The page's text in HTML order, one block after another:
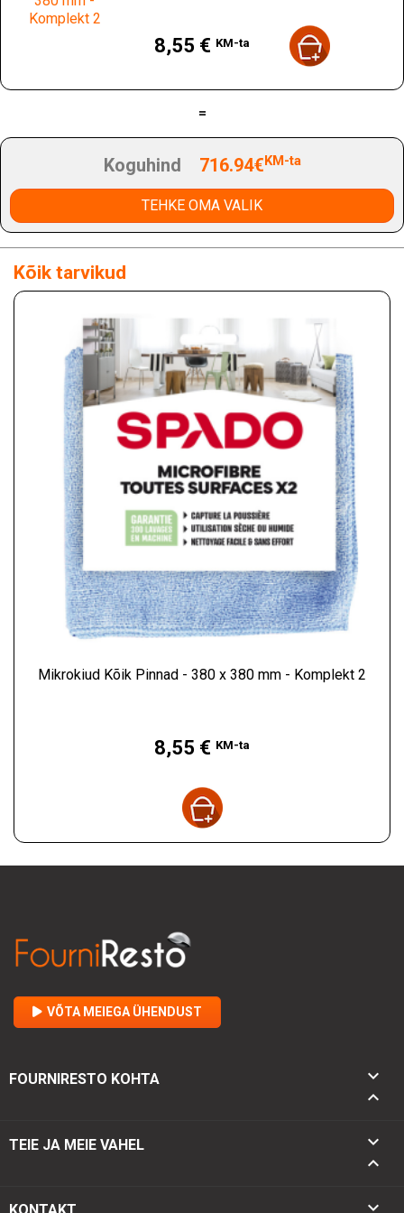
8,55 € KM-ta
=
Koguhind 716.94€KM-ta
TEHKE OMA VALIK
Kõik tarvikud
Mikrokiud Kõik Pinnad - 380 x 380 mm - Komplekt 2
8,55 € KM-ta
VÕTA MEIEGA ÜHENDUST
FOURNIRESTO KOHTA


TEIE JA MEIE VAHEL


keyboard_arrow_down